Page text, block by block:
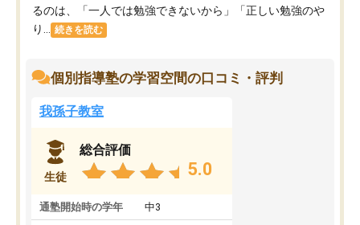
るのは、「一人では勉強できないから」「正しい勉強のや
り...
続きを読む
個別指導塾の学習空間の口コミ・評判
我孫子教室
生徒
総合評価
5.0
通塾開始時の学年 中3